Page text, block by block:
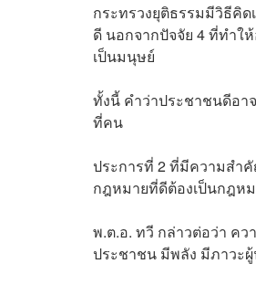
กระทรวงยุติธรรมมีวิธีคิ
ดี นอกจากปัจจัย 4 ที่ทำใ
เป็นมนุษย์
ทั้งนี้ คำว่าประชาชนดีอา
ที่คน
ประการที่ 2 ที่มีความสำ
กฎหมายที่ดีต้องเป็นกฎห
พ.ต.อ. ทวี กล่าวต่อว่า ค
ประชาชน มีพลัง มีภาวะ